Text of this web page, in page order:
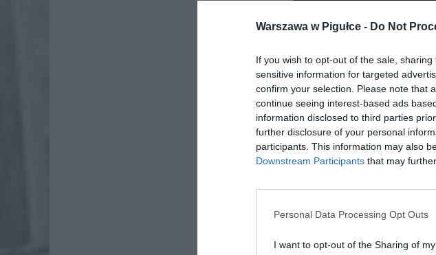
Warszawa w Pigułce - Do Not
If you wish to opt-out of the sale,
sensitive information for targeted
confirm your selection. Please note that
continue seeing interest-based ads
information disclosed to third parties
further disclosure of your personal
participants. This information may also
Downstream Participants that may
Personal Data Processing Opt Outs
I want to opt-out of the Sharing of